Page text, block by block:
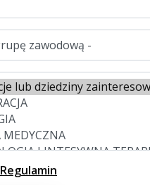
Regulamin